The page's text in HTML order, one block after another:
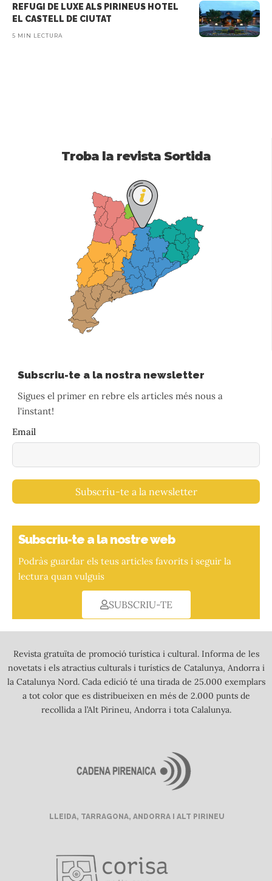
REFUGI DE LUXE ALS PIRINEUS HOTEL
EL CASTELL DE CIUTAT
5 MIN LECTURA
Troba la revista Sortida
Subscriu-te a la nostra newsletter
Sigues el primer en rebre els articles més nous a
l'instant!
Email
Subscriu-te a la newsletter
Subscriu-te a la nostre web
Podràs guardar els teus articles favorits i seguir la
lectura quan vulguis
SUBSCRIU-TE
Revista gratuïta de promoció turística i cultural. Informa de les
novetats i els atractius culturals i turístics de Catalunya, Andorra i
la Catalunya Nord. Cada edició té una tirada de 25.000 exemplars
a tot color que es distribueixen en més de 2.000 punts de
recollida a l’Alt Pirineu, Andorra i tota Calalunya.
LLEIDA, TARRAGONA, ANDORRA I ALT PIRINEU